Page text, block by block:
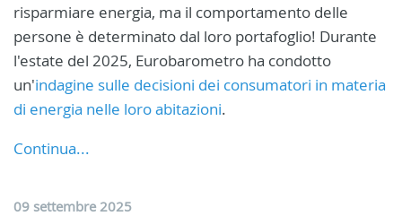
risparmiare energia, ma il comportamento delle
persone è determinato dal loro portafoglio! Durante
l'estate del 2025, Eurobarometro ha condotto
un'indagine sulle decisioni dei consumatori in materia
di energia nelle loro abitazioni.
Continua...
09 settembre 2025